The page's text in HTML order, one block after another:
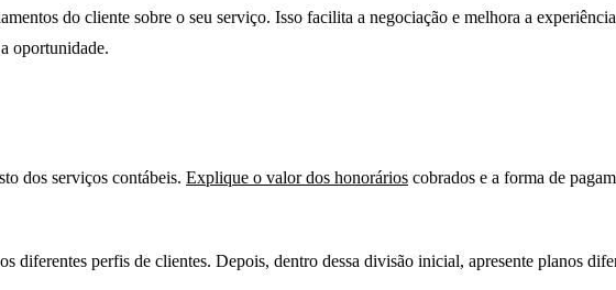
do cliente sobre o seu serviço. Isso facilita a negociação e melhora a
oportunidade.
dos serviços contábeis. Explique o valor dos honorários cobrados e a forma de
diferentes perfis de clientes. Depois, dentro dessa divisão inicial, apresente planos